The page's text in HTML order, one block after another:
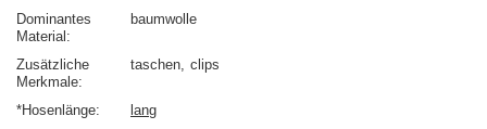
Dominantes
Material
baumwolle
Zusätzliche
Merkmale
taschen clips
*Hosenlänge
lang